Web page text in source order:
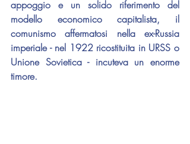
appoggio e un solido riferimento del
modello economico capitalista, il
comunismo affermatosi nella ex-Russia
imperiale - nel 1922 ricostituita in URSS o
Unione Sovietica - incuteva un enorme
timore.